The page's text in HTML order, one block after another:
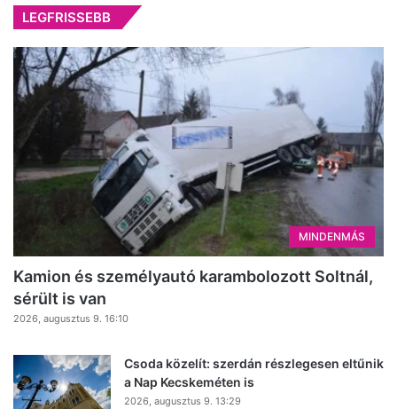
LEGFRISSEBB
MINDENMÁS
Kamion és személyautó karambolozott Soltnál,
sérült is van
2026, augusztus 9. 16:10
Csoda közelít: szerdán részlegesen eltűnik
a Nap Kecskeméten is
2026, augusztus 9. 13:29